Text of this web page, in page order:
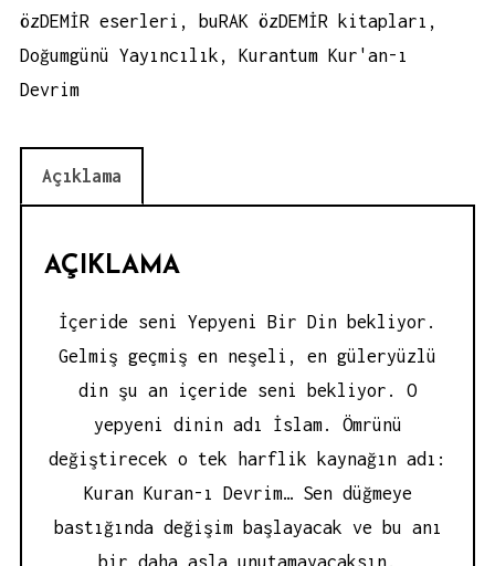
özDEMİR eserleri , buRAK özDEMİR kitapları ,
Doğumgünü Yayıncılık , Kurantum Kur'an-ı
Devrim
Açıklama
AÇIKLAMA
İçeride seni Yepyeni Bir Din bekliyor.
Gelmiş geçmiş en neşeli, en güleryüzlü
din şu an içeride seni bekliyor. O
yepyeni dinin adı İslam. Ömrünü
değiştirecek o tek harflik kaynağın adı:
Kuran Kuran-ı Devrim… Sen düğmeye
bastığında değişim başlayacak ve bu anı
bir daha asla unutamayacaksın.